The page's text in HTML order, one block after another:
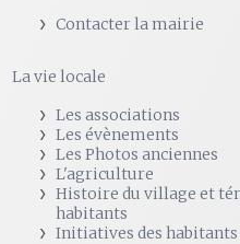
Contacter la mairie
La vie locale
Les associations
Les évènements
Les Photos anciennes
L'agriculture
Histoire du village et
habitants
Initiatives des habitants